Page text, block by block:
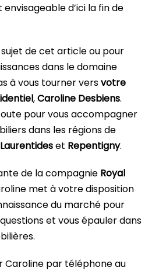
d’ici la fin de
de cet article ou pour
dans le domaine
à vous tourner versvotre
,Caroline Desbiens.
pour vous accompagner
dans les régions de
et Repentigny.
de la compagnie Royal
met à votre disposition
du marché pour
et vous épauler dans
Caroline par téléphone au